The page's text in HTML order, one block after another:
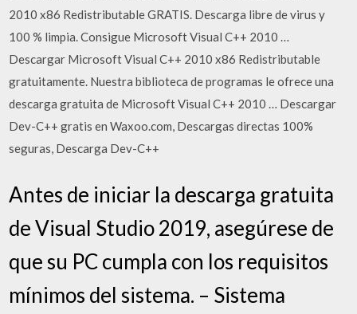
2010 x86 Redistributable GRATIS. Descarga libre de virus y
100 % limpia. Consigue Microsoft Visual C++ 2010 …
Descargar Microsoft Visual C++ 2010 x86 Redistributable
gratuitamente. Nuestra biblioteca de programas le ofrece una
descarga gratuita de Microsoft Visual C++ 2010 … Descargar
Dev-C++ gratis en Waxoo.com, Descargas directas 100%
seguras, Descarga Dev-C++
Antes de iniciar la descarga gratuita
de Visual Studio 2019, asegúrese de
que su PC cumpla con los requisitos
mínimos del sistema. – Sistema